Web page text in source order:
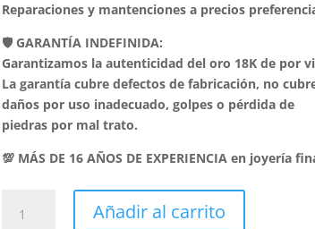
Reparaciones y mantenciones a precios
🛡️ GARANTÍA INDEFINIDA:
Garantizamos la autenticidad del oro 18K de por
La garantía cubre defectos de fabricación, no
daños por uso inadecuado, golpes o pérdida de
piedras por mal trato.
💯 MÁS DE 16 AÑOS DE EXPERIENCIA en joyería
Corazón
Añadir al carrito